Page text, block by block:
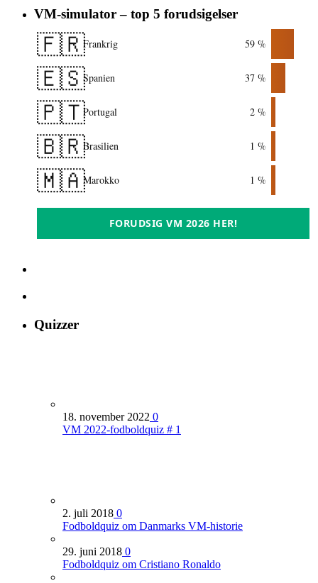
VM-simulator – top 5 forudsigelser
🇫🇷Frankrig 59 %
🇪🇸Spanien 37 %
🇵🇹Portugal 2 %
🇧🇷Brasilien 1 %
🇲🇦Marokko 1 %
FORUDSIG VM 2026 HER!
Quizzer
18. november 2022 0
VM 2022-fodboldquiz # 1
2. juli 2018 0
Fodboldquiz om Danmarks VM-historie
29. juni 2018 0
Fodboldquiz om Cristiano Ronaldo